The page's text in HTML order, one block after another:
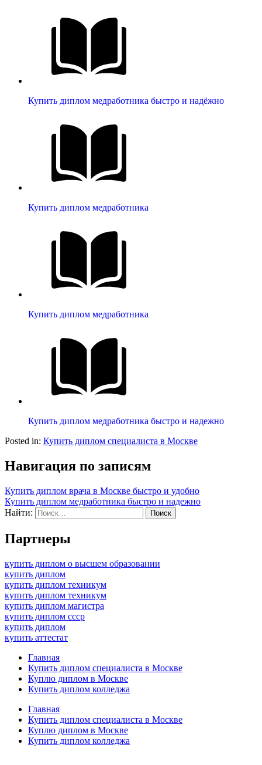
Купить диплом медработника быстро и надёжно
Купить диплом медработника
Купить диплом медработника
Купить диплом медработника быстро и надежно
Posted in: Купить диплом специалиста в Москве
Навигация по записям
Купить диплом врача в Москве быстро и удобно
Купить диплом медработника быстро и надежно
Найти:
Партнеры
купить диплом о высшем образовании
купить диплом
купить диплом техникум
купить диплом техникум
купить диплом магистра
купить диплом ссср
купить диплом
купить аттестат
Главная
Купить диплом специалиста в Москве
Куплю диплом в Москве
Купить диплом колледжа
Главная
Купить диплом специалиста в Москве
Куплю диплом в Москве
Купить диплом колледжа